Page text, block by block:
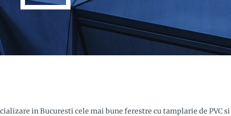
in Bucuresti cele mai bune ferestre cu tamplarie de PVC si